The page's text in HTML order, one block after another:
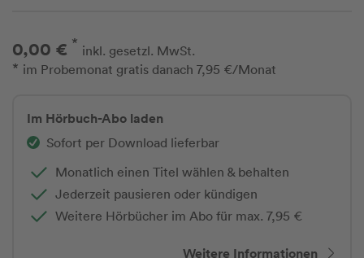
0,00 € * inkl. gesetzl. MwSt.
* im Probemonat gratis danach 7,95 €/Monat
Im Hörbuch-Abo laden
Sofort per Download lieferbar
Monatlich einen Titel wählen & behalten
Jederzeit pausieren oder kündigen
Weitere Hörbücher im Abo für max. 7,95 €
Weitere Informationen